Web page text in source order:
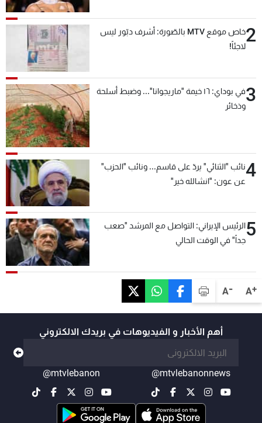
A+
A-
2
خاص موقع MTV بالصّورة: أشرف دبّور ليس
لاجئاً!
3
في بوداي: ١٦ خيمة "ماريجوانا"... وضبط أسلحة
وذخائر
4نائب "الثنائي" يردّ على قاسم... ونائب "الحزب"
عن عون: "انشالله خير"
5الرئيس الإيراني: التواصل مع المرشد "صعب
جداً" في الوقت الحالي
أهم الأخبار و الفيديوهات في بريدك الالكتروني
@mtvlebanonnews
@mtvlebanon